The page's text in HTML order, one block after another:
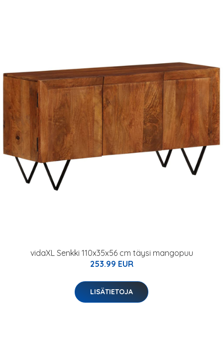
vidaXL Senkki 110x35x56 cm täysi mangopuu
253.99 EUR
LISÄTIETOJA